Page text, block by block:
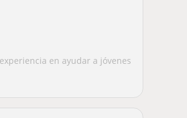
en ayudar a jóvenes